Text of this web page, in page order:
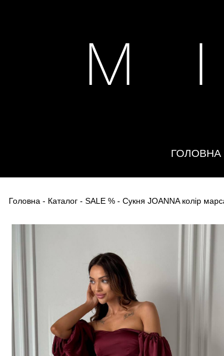
M
ГОЛОВНА
Головна - Каталог - SALE % - Сукня JOANNA колір